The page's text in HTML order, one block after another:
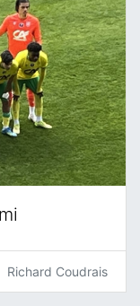
Richard Coudrais